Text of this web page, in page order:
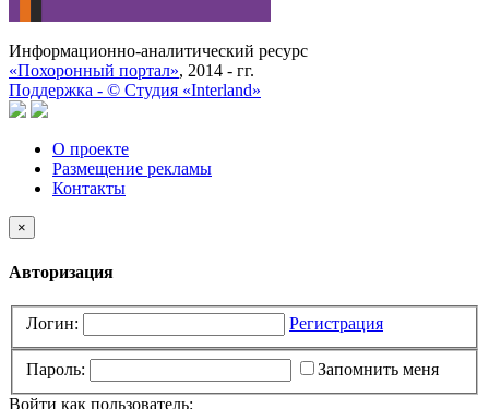
Информационно-аналитический ресурс
«Похоронный портал», 2014 - гг.
Поддержка - © Cтудия «Interland»
О проекте
Размещение рекламы
Контакты
×
Авторизация
Логин: Регистрация
Пароль:
Запомнить меня
Войти как пользователь: